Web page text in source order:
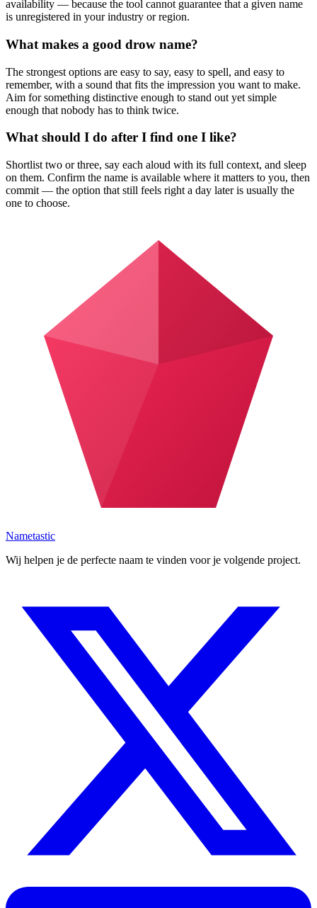
availability — because the tool cannot guarantee that a given name
is unregistered in your industry or region.
What makes a good drow name?
The strongest options are easy to say, easy to spell, and easy to
remember, with a sound that fits the impression you want to make.
Aim for something distinctive enough to stand out yet simple
enough that nobody has to think twice.
What should I do after I find one I like?
Shortlist two or three, say each aloud with its full context, and sleep
on them. Confirm the name is available where it matters to you, then
commit — the option that still feels right a day later is usually the
one to choose.
Nametastic
Wij helpen je de perfecte naam te vinden voor je volgende project.